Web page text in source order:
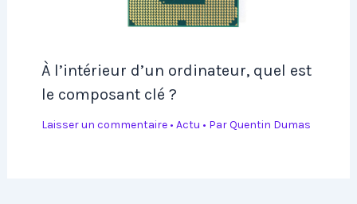
À l’intérieur d’un ordinateur, quel est
le composant clé ?
Laisser un commentaire • Actu • ParQuentin Dumas